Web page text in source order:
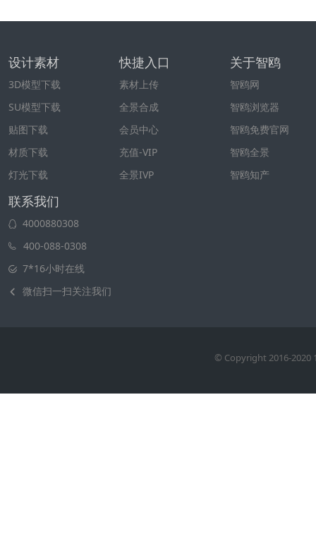
设计素材
3D模型下载
SU模型下载
贴图下载
材质下载
灯光下载
快捷入口
素材上传
全景合成
会员中心
充值-VIP
全景IVP
关于智鸥
智鸥网
智鸥浏览器
智鸥免费官网
智鸥全景
智鸥知产
联系我们
4000880308
400-088-0308
7*16小时在线
微信扫一扫关注我们
© Copyright 2016-2020